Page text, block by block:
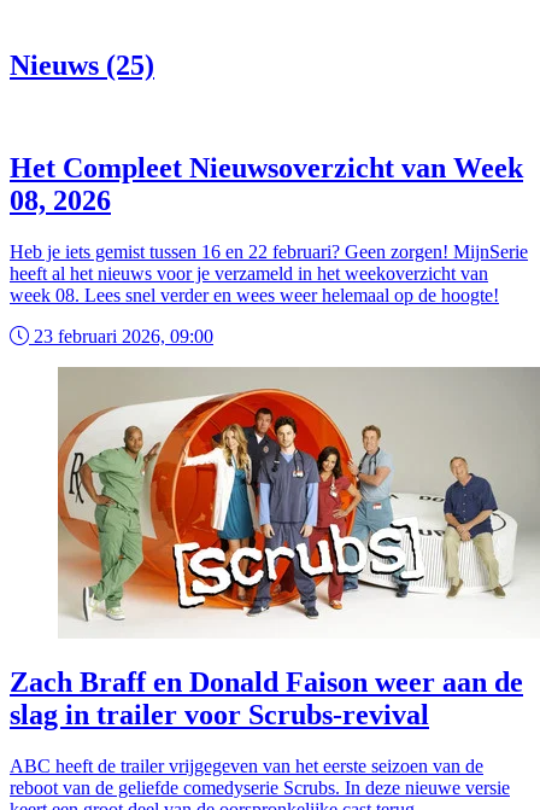
Nieuws (25)
Het Compleet Nieuwsoverzicht van Week
08, 2026
Heb je iets gemist tussen 16 en 22 februari? Geen zorgen! MijnSerie
heeft al het nieuws voor je verzameld in het weekoverzicht van
week 08. Lees snel verder en wees weer helemaal op de hoogte!
23 februari 2026, 09:00
Zach Braff en Donald Faison weer aan de
slag in trailer voor Scrubs-revival
ABC heeft de trailer vrijgegeven van het eerste seizoen van de
reboot van de geliefde comedyserie Scrubs. In deze nieuwe versie